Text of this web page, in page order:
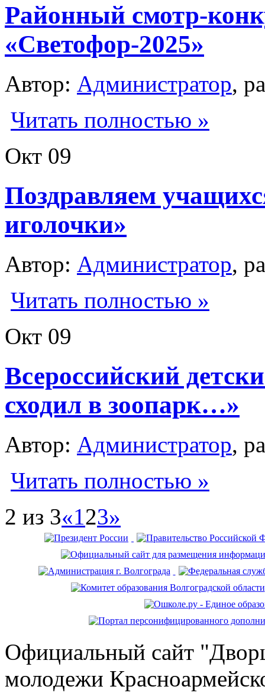
Районный смотр-
«Светофор-2025»
Автор: Администратор,
Читать полностью »
Окт 09
Поздравляем
иголочки»
Автор: Администратор,
Читать полностью »
Окт 09
Всероссийский
сходил в зоопарк…»
Автор: Администратор,
Читать полностью »
2 из 3«123»
Официальный сайт
молодежи